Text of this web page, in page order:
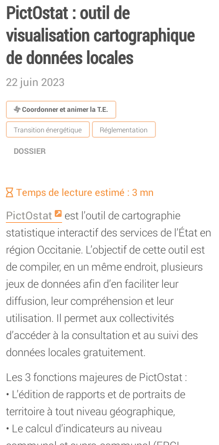
PictOstat : outil de
visualisation cartographique
de données locales
22 juin 2023
Coordonner et animer la T.E.
Transition énergétique Réglementation
DOSSIER
Temps de lecture estimé : 3 mn
PictOstat
est l’outil de cartographie
statistique interactif des services de l’État en
région Occitanie. L’objectif de cette outil est
de compiler, en un même endroit, plusieurs
jeux de données afin d’en faciliter leur
diffusion, leur compréhension et leur
utilisation. Il permet aux collectivités
d’accéder à la consultation et au suivi des
données locales gratuitement.
Les 3 fonctions majeures de PictOstat :
• L’édition de rapports et de portraits de
territoire à tout niveau géographique,
• Le calcul d’indicateurs au niveau